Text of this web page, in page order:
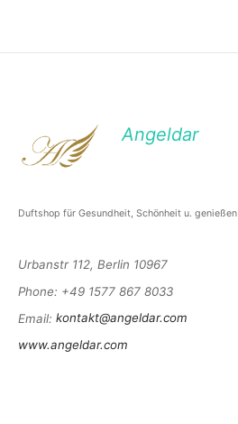
Angeldar
Duftshop für Gesundheit, Schönheit u. genießen
Urbanstr 112, Berlin 10967
Phone: +49 1577 867 8033
Email: kontakt@angeldar.com
www.angeldar.com